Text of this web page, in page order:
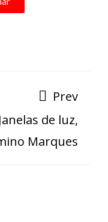
Prev
Janelas de luz,
Marques